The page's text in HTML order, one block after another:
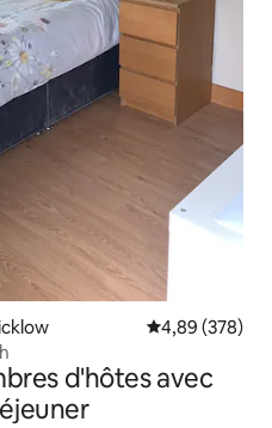
Évaluation
4,89 (378)
d'hôtes avec